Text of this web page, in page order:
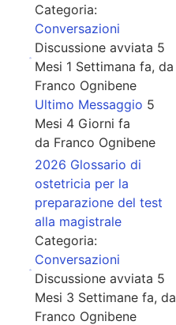
Categoria:
Conversazioni
Discussione avviata 5
Mesi 1 Settimana fa, da
Franco Ognibene
Ultimo Messaggio 5
Mesi 4 Giorni fa
da Franco Ognibene
2026 Glossario di
ostetricia per la
preparazione del test
alla magistrale
Categoria:
Conversazioni
Discussione avviata 5
Mesi 3 Settimane fa, da
Franco Ognibene